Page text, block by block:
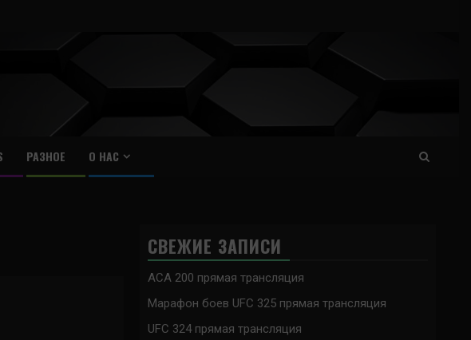
РАЗНОЕ О НАС
СВЕЖИЕ ЗАПИСИ
ACA 200 прямая трансляция
Марафон боев UFC 325 прямая трансляция
UFC 324 прямая трансляция